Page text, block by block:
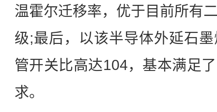
温霍尔迁移率，优于目前所有
级;最后，以该半导体外延石
管开关比高达104，基本满足
求。